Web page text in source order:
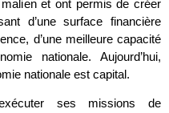
malien et ont permis de créer
d’une surface financière
d’une meilleure capacité
nationale. Aujourd’hui,
nationale est capital.
ses missions de